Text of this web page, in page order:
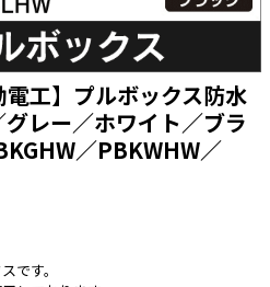
器具）
管
品・引き込
工】プルボックス防水
レー／ホワイト／ブラ
／PBKWHW／
です。